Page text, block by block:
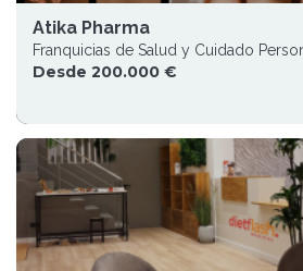
Atika Pharma
Franquicias de Salud y Cuidado
Desde 200.000 €